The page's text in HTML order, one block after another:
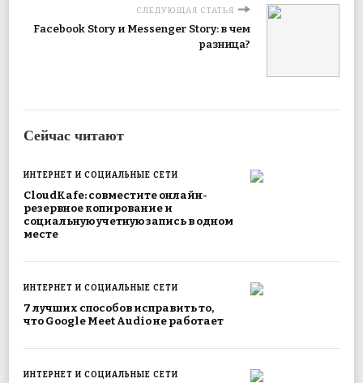
СЛЕДУЮЩАЯ СТАТЬЯ
Facebook Story и Messenger Story: в чем
разница?
Сейчас читают
ИНТЕРНЕТ И СОЦИАЛЬНЫЕ СЕТИ
CloudKafe: совместите онлайн-
резервное копирование и
социальную учетную запись в одном
месте
ИНТЕРНЕТ И СОЦИАЛЬНЫЕ СЕТИ
7 лучших способов исправить то,
что Google Meet Audio не работает
ИНТЕРНЕТ И СОЦИАЛЬНЫЕ СЕТИ